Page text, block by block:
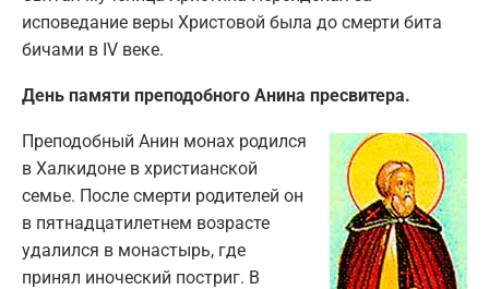
исповедание веры Христовой была до смерти бита
бичами в IV веке.
День памяти преподобного Анина пресвитера.
Преподобный Анин монах родился
в Халкидоне в христианской
семье. После смерти родителей он
в пятнадцатилетнем возрасте
удалился в монастырь, где
принял иноческий постриг. В